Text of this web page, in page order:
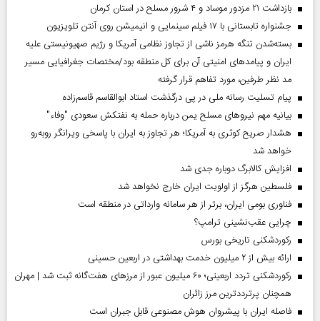
بازداشت ۲۱ مزدور موساد و ۴ شرور مسلح در استان کرمان
جشنواره تابستانی با ۱۷ فیلم سینمایی و انیمیشن روی آنتن تلویزیون
بسته‌شدن تنگه هرمز ناشی از تجاوز نظامی آمریکا و رژیم صهیونیستی علیه
ایران و پیامد‌های امنیتی آن برای کل منطقه بود/مختصات جغرافیایی مسیر
مد نظر طرفین، مورد تفاهم قرار گرفته
پیام تسلیت رسانه ملی در پی درگذشت استاد ابوالقاسم قاسم‌زاده
بیانیه مهم نیروهای مسلح یمن درباره حمله به نفتکش سعودی "وفاء"
هشدار صریح کوثری به آمریکا؛ هر تجاوز به ایران با پاسخی ویرانگر روبه‌رو
خواهد شد
افزایش کالابرگ دوباره جدی شد
فلسطین هرگز از اولویت ایران خارج نخواهد شد
فناوری بومی ایران، برتر از هر سامانه وارداتی در منطقه است
چرایی عقب‌نشینی ترامپ؟
رکوردشکنی تاریخی بورس
ارائه بیش از ۲ میلیون خدمت بهداشتی در اربعین حسینی
رکوردشکنی تردد اربعینی؛ ۶۰ میلیون عبور از مرزهای هفت‌گانه ثبت شد | مهران
همچنان پرترددترین مرز زائران
فاصله ایران با پیشرو‌ان هوش مصنوعی قابل جبران است